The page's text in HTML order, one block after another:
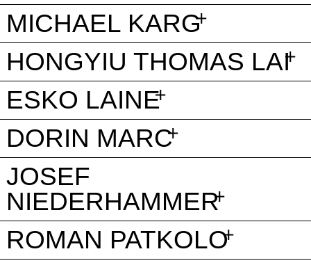
MICHAEL KARG
HONGYIU THOMAS LAI
ESKO LAINE
DORIN MARC
JOSEF
NIEDERHAMMER
ROMAN PATKOLO